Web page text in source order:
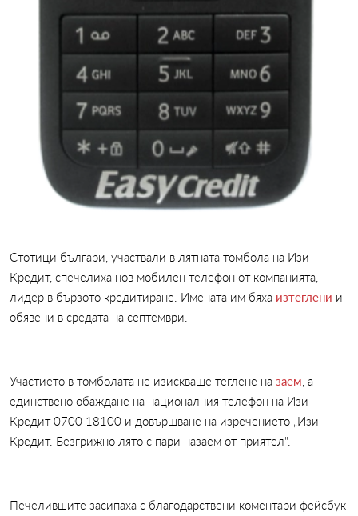
Стотици българи, участвали в лятната томбола на Изи
Кредит, спечелиха нов мобилен телефон от компанията,
лидер в бързото кредитиране. Имената им бяха изтеглени и
обявени в средата на септември.
Участието в томболата не изискваше теглене на заем, а
единствено обаждане на националния телефон на Изи
Кредит 0700 18100 и довършване на изречението „Изи
Кредит. Безгрижно лято с пари назаем от приятел".
Печелившите засипаха с благодарствени коментари фейсбук